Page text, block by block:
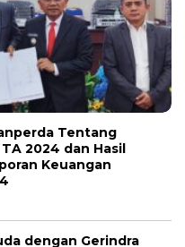
Tentang
2024 dan Hasil
Keuangan
dengan Gerindra